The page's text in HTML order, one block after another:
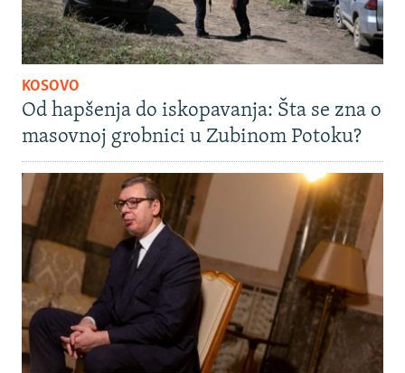
KOSOVO
Od hapšenja do iskopavanja: Šta se zna o
masovnoj grobnici u Zubinom Potoku?